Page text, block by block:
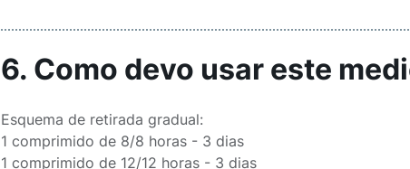
6. Como devo usar este
Esquema de retirada gradual:
1 comprimido de 8/8 horas - 3 dias
1 comprimido de 12/12 horas - 3 dias